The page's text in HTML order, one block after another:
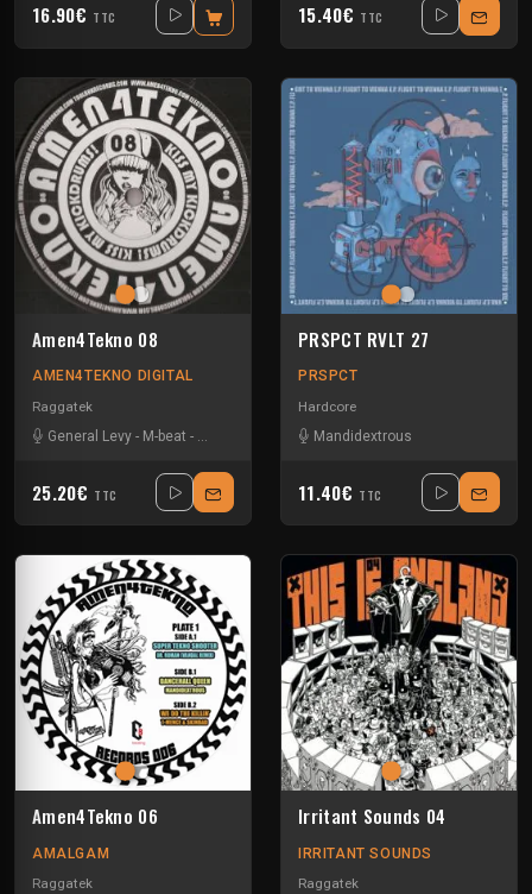
16.90€ TTC 15.40€ TTC
Amen4Tekno 08
AMEN4TEKNO DIGITAL
Raggatek
General Levy - M-beat - Mandidextrous -Mc Turner
25.20€ TTC
PRSPCT RVLT 27
PRSPCT
Hardcore
Mandidextrous
11.40€ TTC
Amen4Tekno 06
AMALGAM
Raggatek
Irritant Sounds 04
IRRITANT SOUNDS
Raggatek